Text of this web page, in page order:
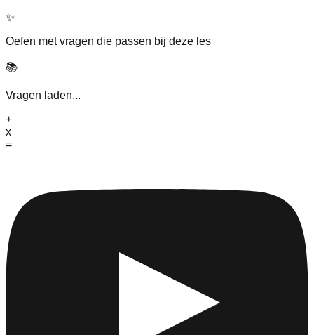
✨
Oefen met vragen die passen bij deze les
📚
Vragen laden...
+
x
=